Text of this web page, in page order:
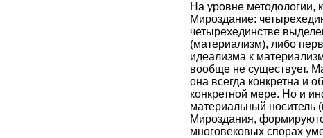
На уровне методологии,
Мироздание:
четырехединстве
(материализм), либо
идеализма к
вообще не существует.
она всегда конкретна и
конкретной мере. Но и
материальный носитель
Мироздания,
многовековых спорах